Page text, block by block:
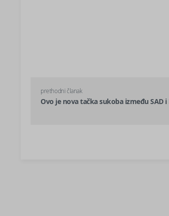
prethodni članak
Ovo je nova tačka sukoba između SAD i